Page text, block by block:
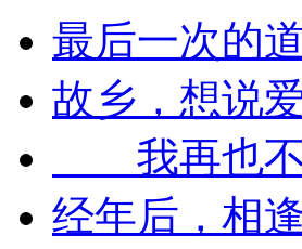
最后一次的
故乡，想说
我再也不
经年后，相